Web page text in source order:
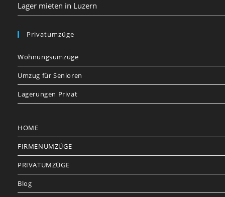
Lager mieten in Luzern
Privatumzüge
Wohnungsumzüge
Umzug für Senioren
Lagerungen Privat
HOME
FIRMENUMZÜGE
PRIVATUMZÜGE
Blog